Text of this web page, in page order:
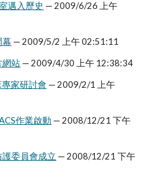
邁入歷史 — 2009/6/26 上午
幕 — 2009/5/2 上午 02:51:11
網站 — 2009/4/30 上午 12:38:34
家研討會 — 2009/2/1 上午
作業啟動 — 2008/12/21 下午
委員會成立 — 2008/12/21 下午